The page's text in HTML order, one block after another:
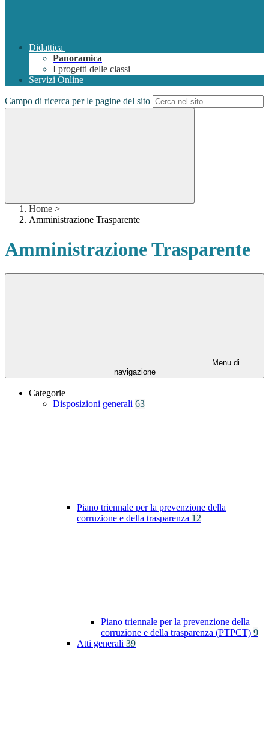
Didattica
Panoramica
I progetti delle classi
Servizi Online
Campo di ricerca per le pagine del sito
Home >
Amministrazione Trasparente
Amministrazione Trasparente
Menu di
navigazione
Categorie
Disposizioni generali 63
Piano triennale per la prevenzione della
corruzione e della trasparenza 12
Piano triennale per la prevenzione della
corruzione e della trasparenza (PTPCT) 9
Atti generali 39